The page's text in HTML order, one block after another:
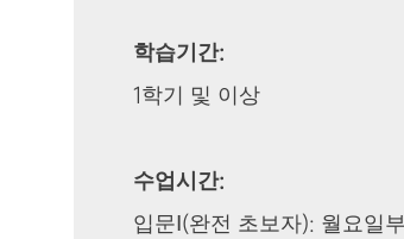
학습기간:
1학기 및 이상
수업시간:
입문Ⅰ(완전 초보자): 월요일